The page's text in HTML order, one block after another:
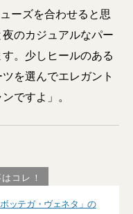
ーズを合わせると思
のカジュアルなパー
。少しヒールのある
を選んでエレガント
ですよ」。
コレ！
ッテガ・ヴェネタ」の